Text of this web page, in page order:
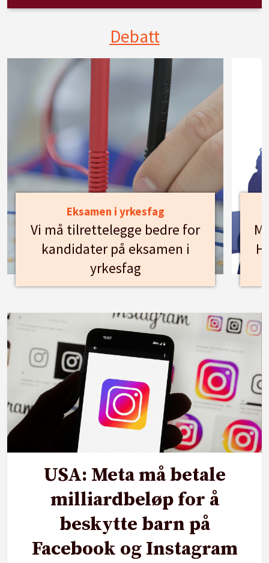
Debatt
Eksamen i yrkesfag
Vi må tilrettelegge bedre for
kandidater på eksamen i
yrkesfag
USA: Meta må betale
milliardbeløp for å
beskytte barn på
Facebook og Instagram